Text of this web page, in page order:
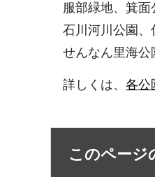
服部緑地、箕面
石川河川公園、
せんなん里海公
詳しくは、 各公
このページ